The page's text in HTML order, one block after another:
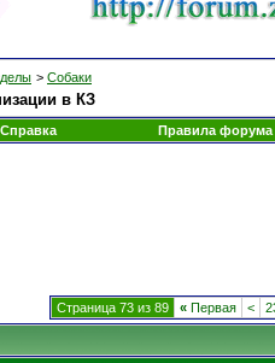
> Собаки
в КЗ
Справка Правила форума
Страница 73 из 89 « Первая <